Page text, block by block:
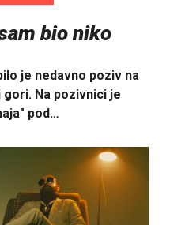
bio niko
je nedavno poziv na
gori. Na pozivnici je
pod…